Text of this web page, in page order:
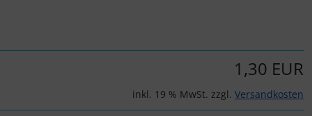
1,30 EUR
inkl. 19 % MwSt. zzgl. Versandkosten